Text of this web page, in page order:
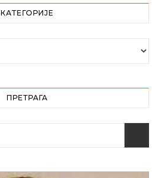
КАТЕГОРИЈЕ
ПРЕТРАГА